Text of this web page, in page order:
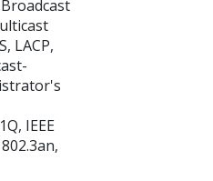
LACP,
IEEE